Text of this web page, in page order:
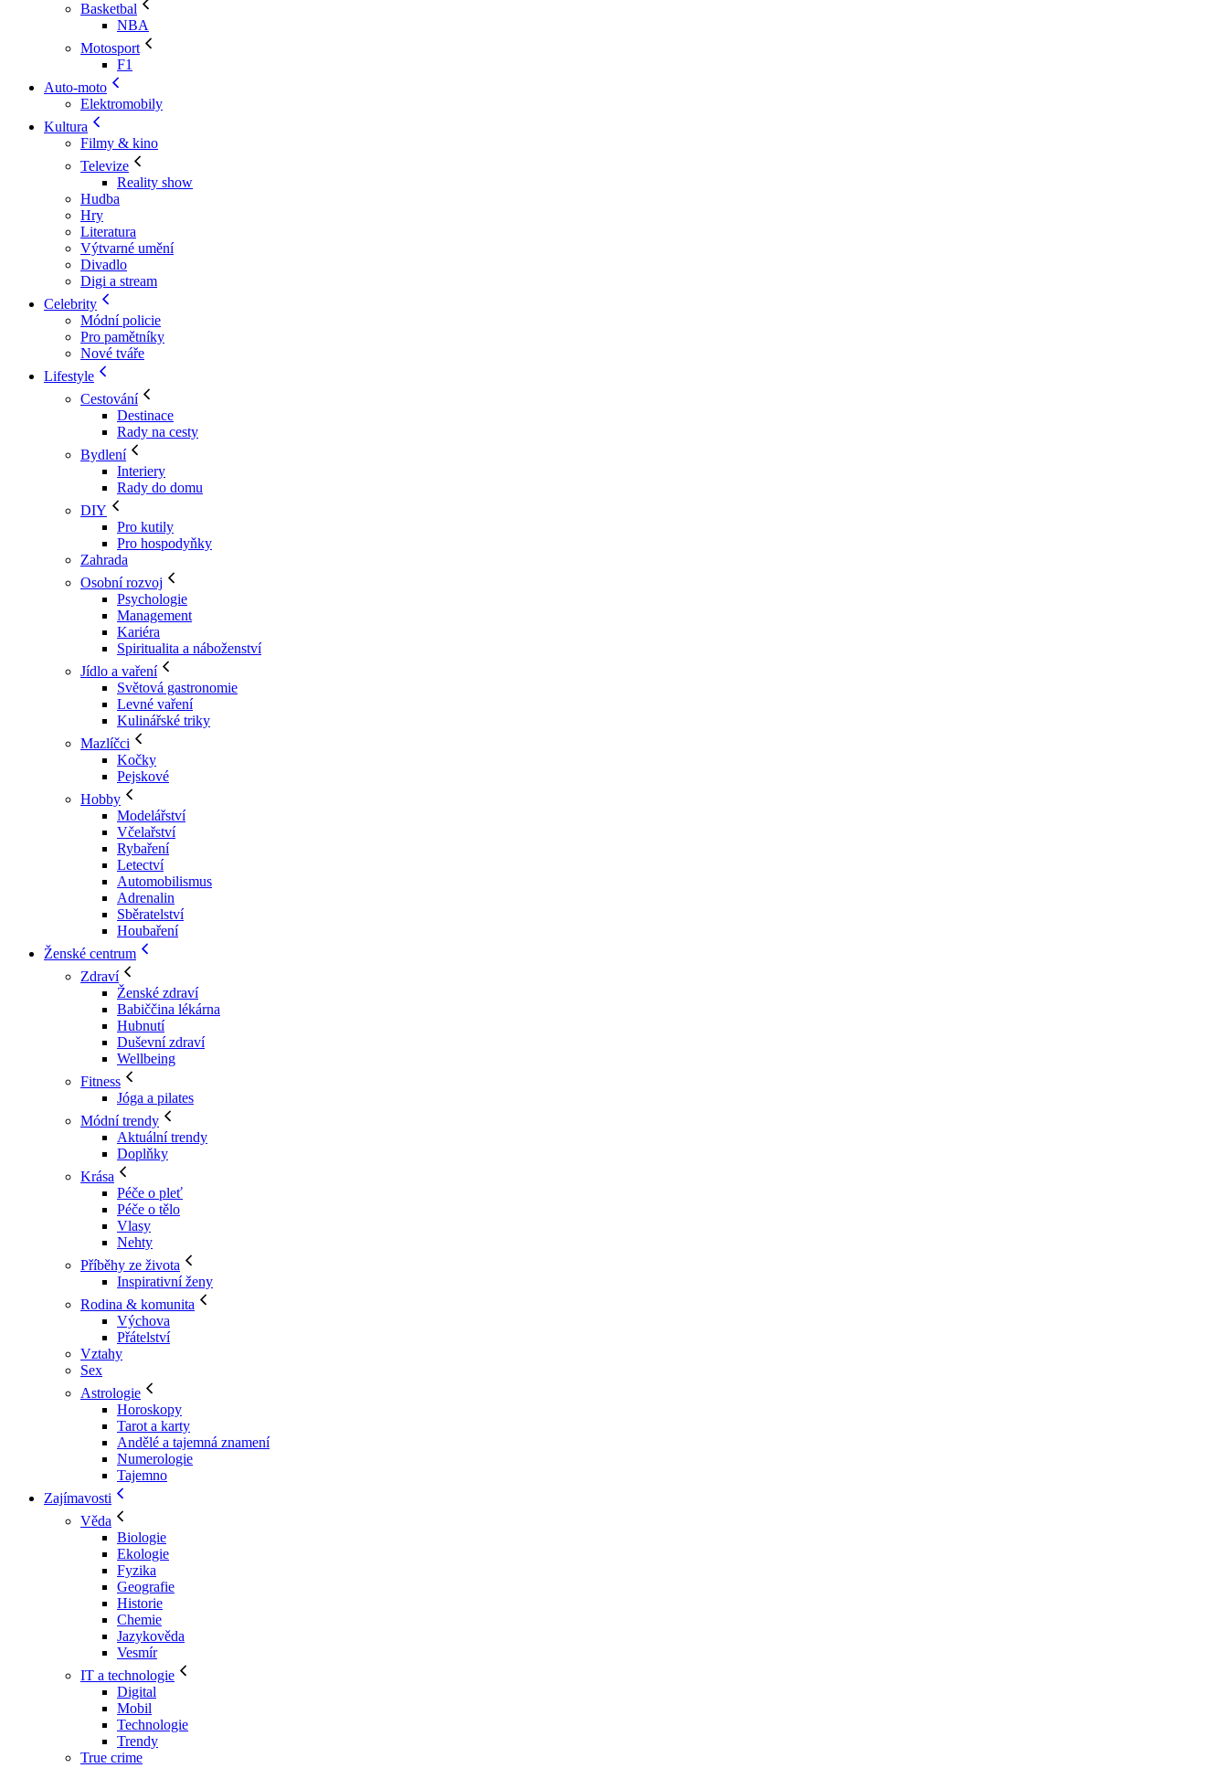
Basketbal
NBA
Motosport
F1
Auto-moto
Elektromobily
Kultura
Filmy & kino
Televize
Reality show
Hudba
Hry
Literatura
Výtvarné umění
Divadlo
Digi a stream
Celebrity
Módní policie
Pro pamětníky
Nové tváře
Lifestyle
Cestování
Destinace
Rady na cesty
Bydlení
Interiery
Rady do domu
DIY
Pro kutily
Pro hospodyňky
Zahrada
Osobní rozvoj
Psychologie
Management
Kariéra
Spiritualita a náboženství
Jídlo a vaření
Světová gastronomie
Levné vaření
Kulinářské triky
Mazlíčci
Kočky
Pejskové
Hobby
Modelářství
Včelařství
Rybaření
Letectví
Automobilismus
Adrenalin
Sběratelství
Houbaření
Ženské centrum
Zdraví
Ženské zdraví
Babiččina lékárna
Hubnutí
Duševní zdraví
Wellbeing
Fitness
Jóga a pilates
Módní trendy
Aktuální trendy
Doplňky
Krása
Péče o pleť
Péče o tělo
Vlasy
Nehty
Příběhy ze života
Inspirativní ženy
Rodina & komunita
Výchova
Přátelství
Vztahy
Sex
Astrologie
Horoskopy
Tarot a karty
Andělé a tajemná znamení
Numerologie
Tajemno
Zajímavosti
Věda
Biologie
Ekologie
Fyzika
Geografie
Historie
Chemie
Jazykověda
Vesmír
IT a technologie
Digital
Mobil
Technologie
Trendy
True crime